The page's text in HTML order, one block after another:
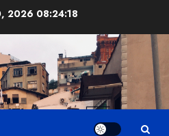
2026 08:24:19